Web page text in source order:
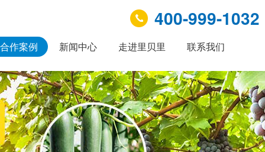
400-999-1032
合作案例 新闻中心 走进里贝里 联系我们